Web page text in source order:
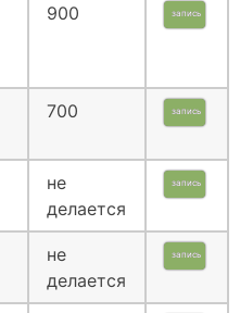
900 запись
700 запись
не
делается
запись
не
делается
запись